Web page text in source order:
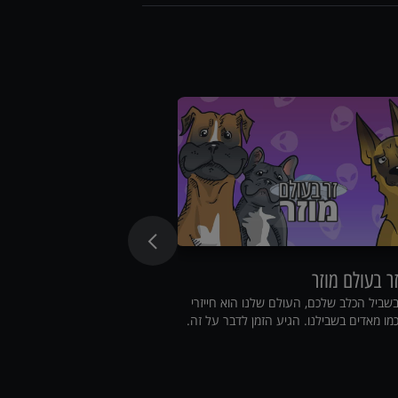
זר בעולם מוזר
בשביל הכלב שלכם, העולם שלנו הוא חייזרי
כמו מאדים בשבילנו. הגיע הזמן לדבר על זה.